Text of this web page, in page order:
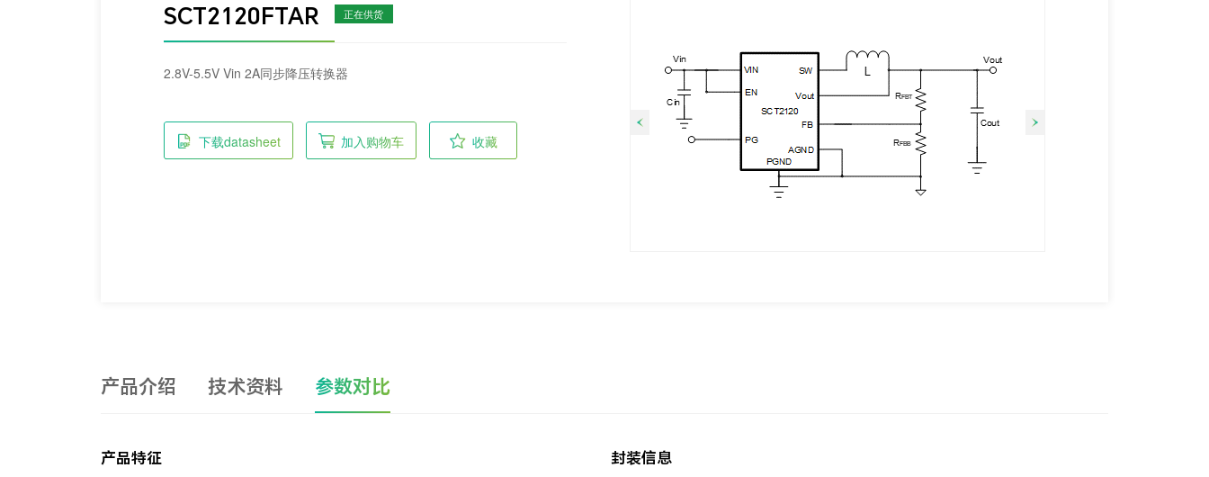
SCT2120FTAR 正在供货
2.8V-5.5V Vin 2A同步降压转换器
下载datasheet 加入购物车 收藏
产品介绍 技术资料 参数对比
产品特征 封装信息